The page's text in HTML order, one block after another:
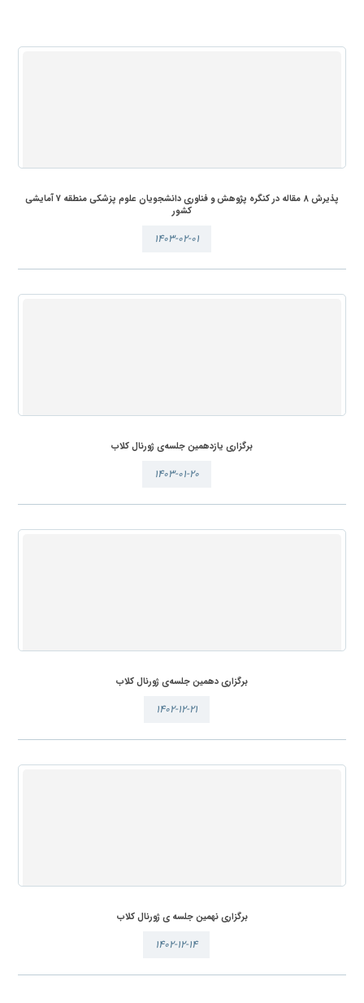
پذیرش 8 مقاله در کنگره پژوهش و فناوری دانشجویان علوم پزشکی منطقه 7 آمایشی
کشور
۱۴۰۳-۰۲-۰۱
برگزاری یازدهمین جلسه‌ی ژورنال کلاب
۱۴۰۳-۰۱-۲۰
برگزاری دهمین جلسه‌ی ژورنال کلاب
۱۴۰۲-۱۲-۲۱
برگزاری نهمین جلسه ی ژورنال کلاب
۱۴۰۲-۱۲-۱۴